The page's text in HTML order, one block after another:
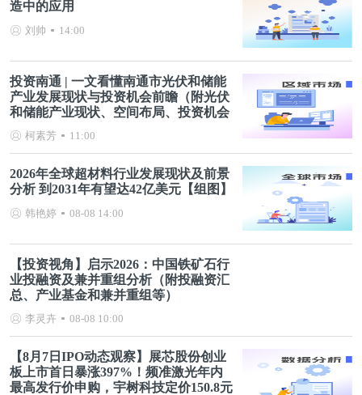
造中的应用
刘帅 14:00
投资南通 | 一文看懂南通市光伏和储能
产业发展现状与投资机会前瞻（附光伏
和储能产业现状、空间布局、投资机会
分析等）
柯素芳 11:00
2026年全球超材料行业发展现状及前景
分析 到2031年有望达42亿美元【组图】
韩艳婷 08-08 14:00
【投资视角】启示2026：中国铁矿石行
业投融资及兼并重组分析（附投融资汇
总、产业基金和兼并重组等）
李灵卉 08-08 10:00
【8月7日IPO动态观察】展芯股份创业
板上市首日暴涨397%！频准激光年内
最高发行价申购，宇树科技定价150.8元